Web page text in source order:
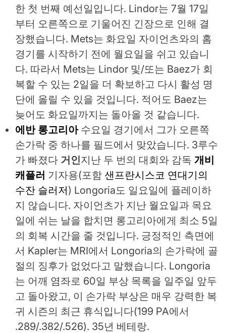
한 첫 번째 예선일입니다. Lindor는 7월 17일
부터 오른쪽으로 기울어진 긴장으로 인해 결
장했습니다. Mets는 화요일 자이언츠와의 홈
경기를 시작하기 전에 월요일을 쉬고 있습니
다. 따라서 Mets는 Lindor 및/또는 Baez가 회
복할 수 있는 2일을 더 확보하고 다시 활성 명
단에 올릴 수 있을 것입니다. 적어도 Baez는
늦어도 화요일까지는 돌아올 것 같습니다.
에반 롱고리아수요일 경기에서 그가 오른쪽
손가락 중 하나를 필드에서 맞았습니다. 3루수
가 빠졌다 거인지난 두 번의 대회와 감독 개비
캐플러 기자용(포함 샌프란시스코 연대기의
수잔 슬러저) Longoria도 일요일에 플레이하
지 않습니다. 자이언츠가 지난 월요일과 목요
일에 쉬는 날을 합치면 롱고리아에게 최소 5일
의 회복 시간을 줄 것입니다. 긍정적인 측면에
서 Kapler는 MRI에서 Longoria의 손가락에 골
절의 징후가 없었다고 말했습니다. Longoria
는 어깨 염좌로 60일 부상 목록을 일주일 앞두
고 돌아왔고, 이 손가락 부상은 매우 강력한 복
귀 시즌의 최근 휴식입니다(199 PA에서
.289/.382/.526). 35년 베테랑.